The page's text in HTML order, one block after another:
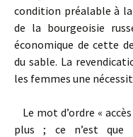
condition préalable à
de la bourgeoisie
économique de cette
du sable. La
les femmes une
Le mot d’ordre «
plus ; ce n’est que